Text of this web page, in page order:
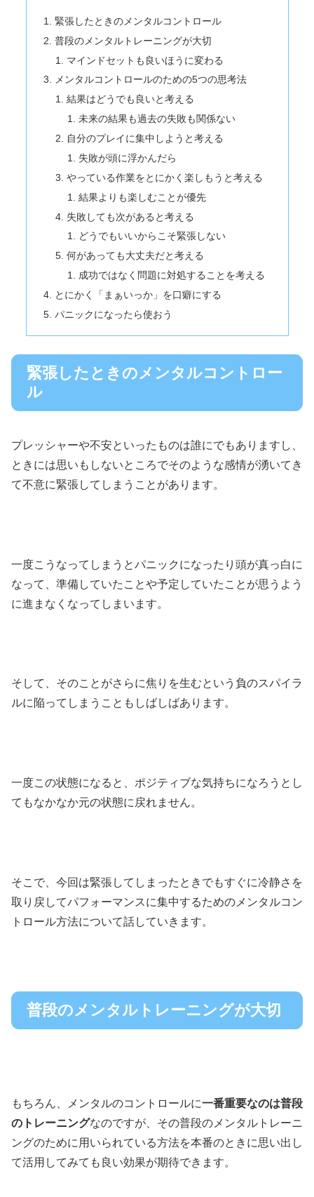
緊張したときのメンタルコントロール
普段のメンタルトレーニングが大切
マインドセットも良いほうに変わる
メンタルコントロールのための5つの思考法
結果はどうでも良いと考える
未来の結果も過去の失敗も関係ない
自分のプレイに集中しようと考える
失敗が頭に浮かんだら
やっている作業をとにかく楽しもうと考える
結果よりも楽しむことが優先
失敗しても次があると考える
どうでもいいからこそ緊張しない
何があっても大丈夫だと考える
成功ではなく問題に対処することを考える
とにかく「まぁいっか」を口癖にする
パニックになったら使おう
緊張したときのメンタルコントロー
ル
プレッシャーや不安といったものは誰にでもありますし、
ときには思いもしないところでそのような感情が湧いてき
て不意に緊張してしまうことがあります。
一度こうなってしまうとパニックになったり頭が真っ白に
なって、準備していたことや予定していたことが思うよう
に進まなくなってしまいます。
そして、そのことがさらに焦りを生むという負のスパイラ
ルに陥ってしまうこともしばしばあります。
一度この状態になると、ポジティブな気持ちになろうとし
てもなかなか元の状態に戻れません。
そこで、今回は緊張してしまったときでもすぐに冷静さを
取り戻してパフォーマンスに集中するためのメンタルコン
トロール方法について話していきます。
普段のメンタルトレーニングが大切
もちろん、メンタルのコントロールに一番重要なのは普段
のトレーニングなのですが、その普段のメンタルトレーニ
ングのために用いられている方法を本番のときに思い出し
て活用してみても良い効果が期待できます。